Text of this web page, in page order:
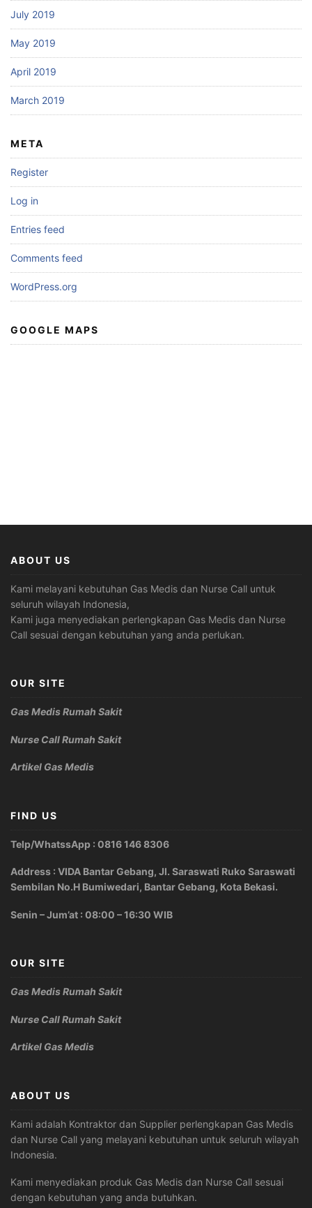
July 2019
May 2019
April 2019
March 2019
META
Register
Log in
Entries feed
Comments feed
WordPress.org
GOOGLE MAPS
ABOUT US
Kami melayani kebutuhan Gas Medis dan Nurse Call untuk
seluruh wilayah Indonesia,
Kami juga menyediakan perlengkapan Gas Medis dan Nurse
Call sesuai dengan kebutuhan yang anda perlukan.
OUR SITE
Gas Medis Rumah Sakit
Nurse Call Rumah Sakit
Artikel Gas Medis
FIND US
Telp/WhatssApp : 0816 146 8306
Address : VIDA Bantar Gebang, Jl. Saraswati Ruko Saraswati
Sembilan No.H Bumiwedari, Bantar Gebang, Kota Bekasi.
Senin – Jum’at : 08:00 – 16:30 WIB
OUR SITE
Gas Medis Rumah Sakit
Nurse Call Rumah Sakit
Artikel Gas Medis
ABOUT US
Kami adalah Kontraktor dan Supplier perlengkapan Gas Medis
dan Nurse Call yang melayani kebutuhan untuk seluruh wilayah
Indonesia.
Kami menyediakan produk Gas Medis dan Nurse Call sesuai
dengan kebutuhan yang anda butuhkan.